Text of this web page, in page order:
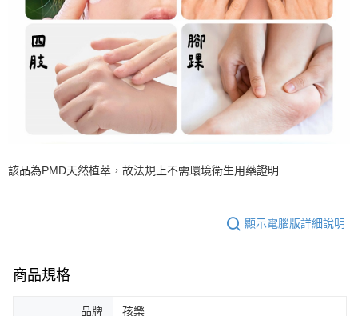
該品為PMD天然植萃，故法規上不需環境衛生用藥證明
顯示電腦版詳細說明
商品規格
品牌 孩樂